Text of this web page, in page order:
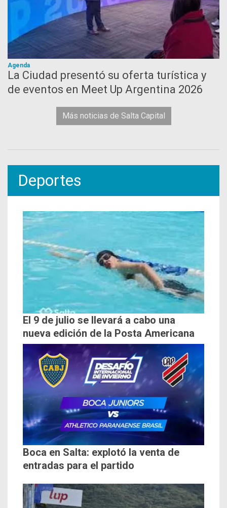
Agenda
La Ciudad presentó su oferta turística y
de eventos en Meet Up Argentina 2026
Más noticias de Salta Capital
Deportes
El 9 de julio se llevará a cabo una
nueva edición de la Posta Americana
Boca en Salta: explotó la venta de
entradas para el partido